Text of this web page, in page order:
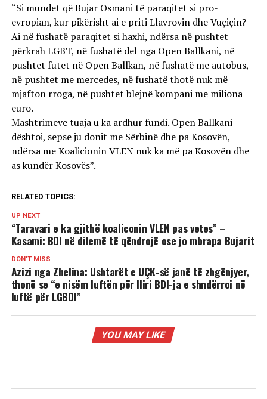
“Si mundet që Bujar Osmani të paraqitet si pro-
evropian, kur pikërisht ai e priti Llavrovin dhe Vuçiçin?
Ai në fushatë paraqitet si haxhi, ndërsa në pushtet
përkrah LGBT, në fushatë del nga Open Ballkani, në
pushtet futet në Open Ballkan, në fushatë me autobus,
në pushtet me mercedes, në fushatë thotë nuk më
mjafton rroga, në pushtet blejnë kompani me miliona
euro.
Mashtrimeve tuaja u ka ardhur fundi. Open Ballkani
dështoi, sepse ju donit me Sërbinë dhe pa Kosovën,
ndërsa me Koalicionin VLEN nuk ka më pa Kosovën dhe
as kundër Kosovës”.
RELATED TOPICS:
UP NEXT
“Taravari e ka gjithë koaliconin VLEN pas vetes” –
Kasami: BDI në dilemë të qëndrojë ose jo mbrapa Bujarit
DON'T MISS
Azizi nga Zhelina: Ushtarët e UÇK-së janë të zhgënjyer,
thonë se “e nisëm luftën për lliri BDI-ja e shndërroi në
luftë për LGBDI”
YOU MAY LIKE